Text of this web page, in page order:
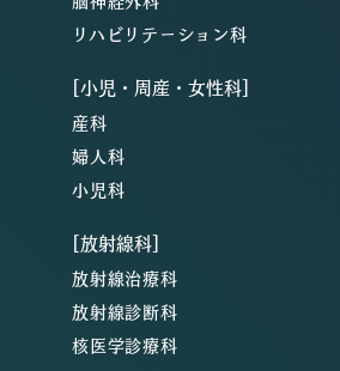
リハビリテーション科
[小児・周産・女性科]
産科
婦人科
小児科
[放射線科]
放射線治療科
放射線診断科
核医学診療科